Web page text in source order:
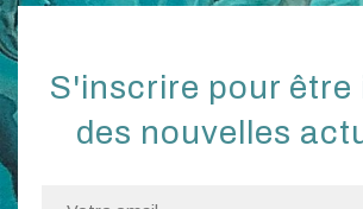
S'inscrire pour être
des nouvelles